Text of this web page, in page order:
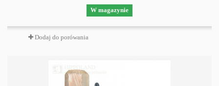
W magazynie
Dodaj do porówania